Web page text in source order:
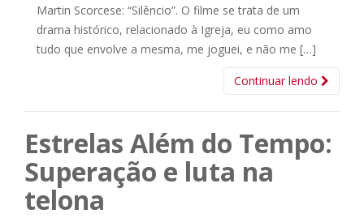
Martin Scorcese: “Silêncio”. O filme se trata de um
drama histórico, relacionado à Igreja, eu como amo
tudo que envolve a mesma, me joguei, e não me […]
Continuar lendo
Estrelas Além do Tempo:
Superação e luta na
telona